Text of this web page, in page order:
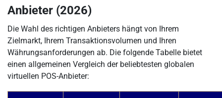
Anbieter (2026)
Die Wahl des richtigen Anbieters hängt von Ihrem
Zielmarkt, Ihrem Transaktionsvolumen und Ihren
Währungsanforderungen ab. Die folgende Tabelle bietet
einen allgemeinen Vergleich der beliebtesten globalen
virtuellen POS-Anbieter: